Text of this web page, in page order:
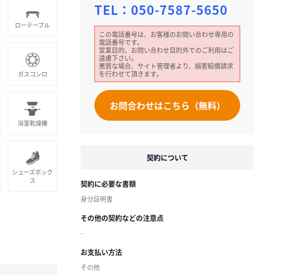
TEL： 050-7587-5650
この電話番号は、お客様のお問い合わせ専用の
電話番号です。
営業目的、お問い合わせ目的外でのご利用はご
遠慮下さい。
悪質な場合、サイト管理者より、損害賠償請求
を行わせて頂きます。
お問合わせはこちら（無料）
契約について
契約に必要な書類
身分証明書
その他の契約などの注意点
-
お支払い方法
その他
ローテーブル
ガスコンロ
浴室乾燥機
シューズボック
ス